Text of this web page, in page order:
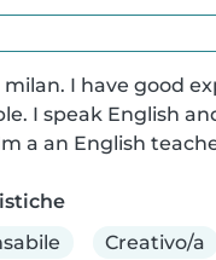
milan. I have good
I speak English
a an English
Creativo/a